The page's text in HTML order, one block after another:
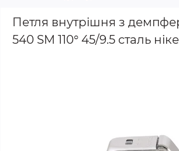
Петля внутрішня з
540 SM 110° 45/9.5 сталь